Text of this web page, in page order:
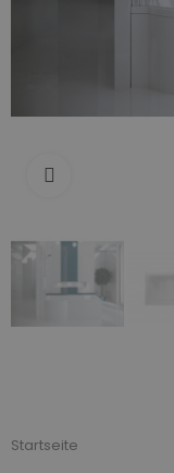
Startseite